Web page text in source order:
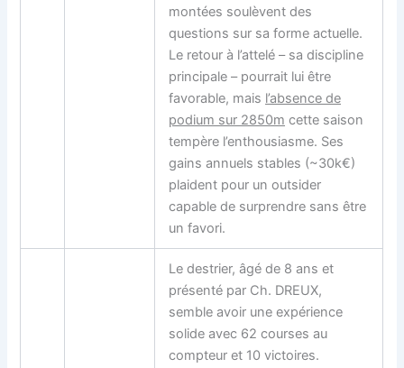
montées soulèvent des
questions sur sa forme actuelle.
Le retour à l’attelé – sa discipline
principale – pourrait lui être
favorable, mais l’absence de
podium sur 2850m cette saison
tempère l’enthousiasme. Ses
gains annuels stables (~30k€)
plaident pour un outsider
capable de surprendre sans être
un favori.
Le destrier, âgé de 8 ans et
présenté par Ch. DREUX,
semble avoir une expérience
solide avec 62 courses au
compteur et 10 victoires.